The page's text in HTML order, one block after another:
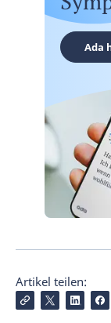
Ada
Artikel teilen: